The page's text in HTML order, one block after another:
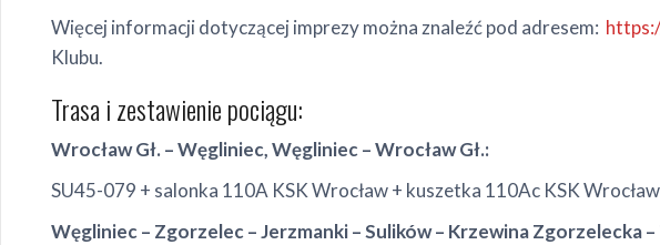
Więcej informacji dotyczącej imprezy można znaleźć pod adresem:
Klubu.
Trasa i zestawienie pociągu:
Wrocław Gł. – Węgliniec, Węgliniec – Wrocław Gł.:
SU45-079 + salonka 110A KSK Wrocław + kuszetka 110Ac KSK
Węgliniec – Zgorzelec – Jerzmanki – Sulików – Krzewina Zgorzelecka